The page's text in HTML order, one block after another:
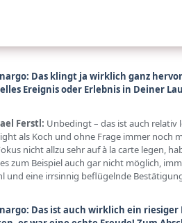
Das klingt ja wirklich ganz
Ereignis oder Erlebnis in Deiner
Ferstl: Unbedingt – das ist auch
als Koch und ohne Frage immer noch
nicht allzu sehr auf à la carte legen,
zum Beispiel auch gar nicht möglich,
und eine irrsinnig beflügelnde
Das ist auch wirklich ein